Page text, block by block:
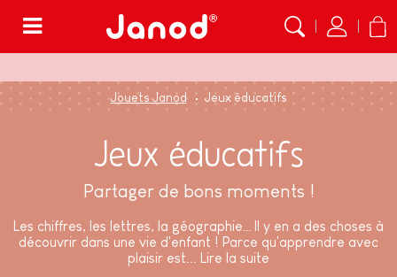
Jouets Janod Jeux éducatifs
Jeux éducatifs
Partager de bons moments !
Les chiffres, les lettres, la géographie… Il y en a des choses à
découvrir dans une vie d'enfant ! Parce qu'apprendre avec
plaisir est...
Lire la suite